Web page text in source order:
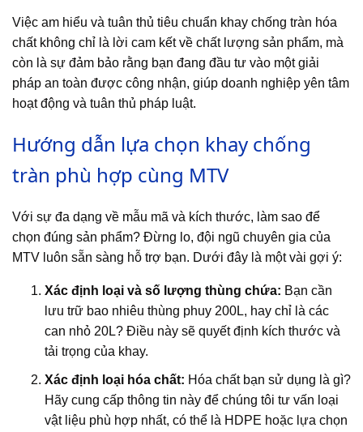
Việc am hiểu và tuân thủ tiêu chuẩn khay chống tràn hóa
chất không chỉ là lời cam kết về chất lượng sản phẩm, mà
còn là sự đảm bảo rằng bạn đang đầu tư vào một giải
pháp an toàn được công nhận, giúp doanh nghiệp yên tâm
hoạt động và tuân thủ pháp luật.
Hướng dẫn lựa chọn khay chống
tràn phù hợp cùng MTV
Với sự đa dạng về mẫu mã và kích thước, làm sao để
chọn đúng sản phẩm? Đừng lo, đội ngũ chuyên gia của
MTV luôn sẵn sàng hỗ trợ bạn. Dưới đây là một vài gợi ý:
Xác định loại và số lượng thùng chứa: Bạn cần
lưu trữ bao nhiêu thùng phuy 200L, hay chỉ là các
can nhỏ 20L? Điều này sẽ quyết định kích thước và
tải trọng của khay.
Xác định loại hóa chất: Hóa chất bạn sử dụng là gì?
Hãy cung cấp thông tin này để chúng tôi tư vấn loại
vật liệu phù hợp nhất, có thể là HDPE hoặc lựa chọn